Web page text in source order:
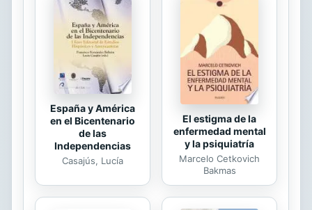
bíblicas, el autor muestra cómo
Abraham usó el coraje y la audacia
para materializar su fe. Teniendo
como sustentación la fidelidad y la ...
España y América
en el Bicentenario
de las
Independencias
Casajús, Lucía
El estigma de la
enfermedad mental
y la psiquiatría
Marcelo Cetkovich
Bakmas